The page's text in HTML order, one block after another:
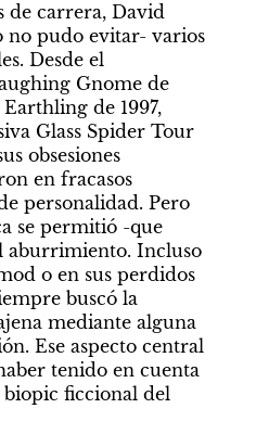
de carrera, David
no pudo evitar- varios
Desde el
Gnome de
Earthling de 1997,
Glass Spider Tour
obsesiones
en fracasos
personalidad. Pero
se permitió -que
aburrimiento. Incluso
o en sus perdidos
buscó la
mediante alguna
Ese aspecto central
tenido en cuenta
biopic ficcional del